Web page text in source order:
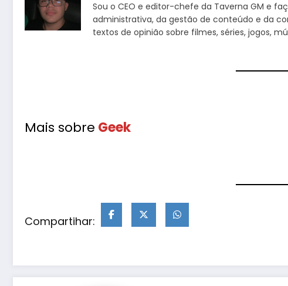
Sou o CEO e editor-chefe da Taverna GM e
administrativa, da gestão de conteúdo e da
textos de opinião sobre filmes, séries, jogos,
Mais sobre Geek
Compartihar: